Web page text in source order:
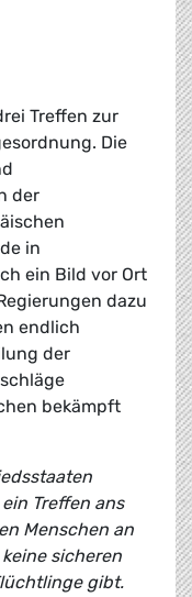
Treffen zur
Die
der
in
ein Bild vor Ort
dazu
endlich
der
bekämpft
Treffen ans
Menschen an
sicheren
gibt.